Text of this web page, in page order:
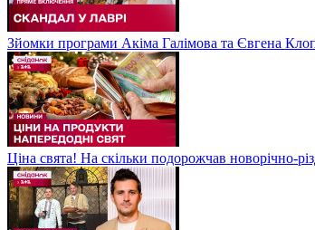
Зйомки програми Акіма Галімова та Євгена
Ціна свята! На скільки подорожчав новорічно-